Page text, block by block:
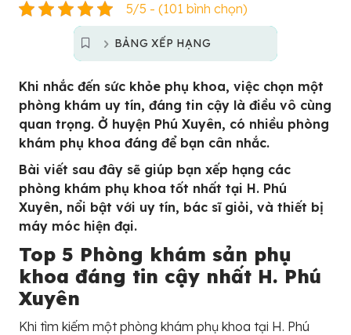
5/5 - (101 bình chọn)
BẢNG XẾP HẠNG
Khi nhắc đến sức khỏe phụ khoa, việc chọn một
phòng khám uy tín, đáng tin cậy là điều vô cùng
quan trọng. Ở huyện Phú Xuyên, có nhiều phòng
khám phụ khoa đáng để bạn cân nhắc.
Bài viết sau đây sẽ giúp bạn xếp hạng các
phòng khám phụ khoa tốt nhất tại H. Phú
Xuyên, nổi bật với uy tín, bác sĩ giỏi, và thiết bị
máy móc hiện đại.
Top 5 Phòng khám sản phụ
khoa đáng tin cậy nhất H. Phú
Xuyên
Khi tìm kiếm một phòng khám phụ khoa tại H. Phú